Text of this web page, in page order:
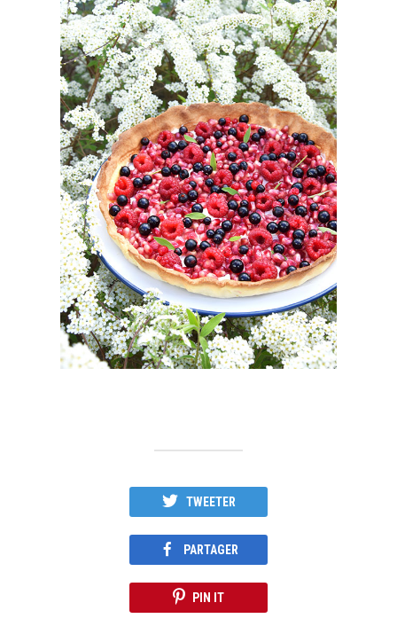
TWEETER
PARTAGER
PIN IT